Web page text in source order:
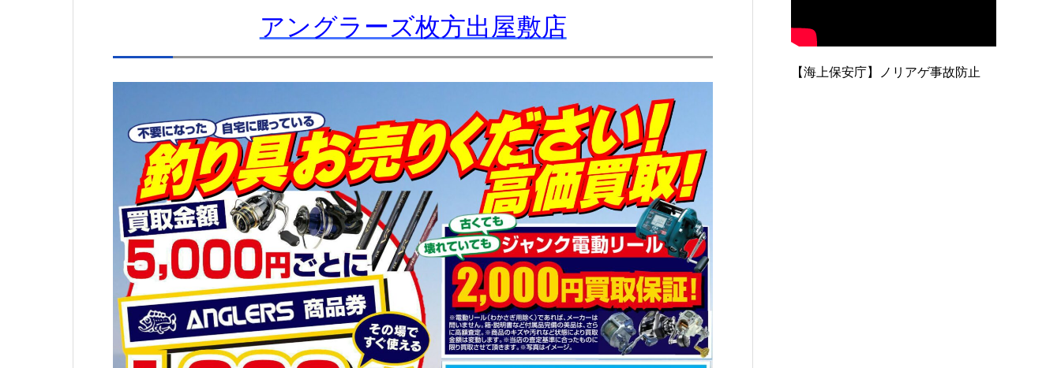
アングラーズ枚方出屋敷店
【海上保安庁】ノリアゲ事故防止